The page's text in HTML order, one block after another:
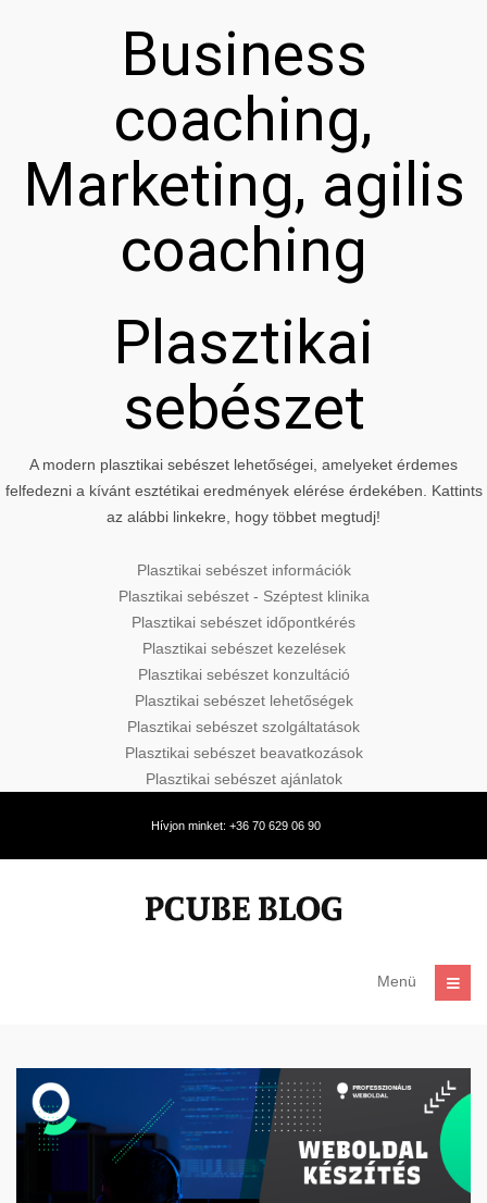
Business
coaching,
Marketing, agilis
coaching
Plasztikai
sebészet
A modern plasztikai sebészet lehetőségei, amelyeket érdemes
felfedezni a kívánt esztétikai eredmények elérése érdekében. Kattints
az alábbi linkekre, hogy többet megtudj!
Plasztikai sebészet információk
Plasztikai sebészet - Széptest klinika
Plasztikai sebészet időpontkérés
Plasztikai sebészet kezelések
Plasztikai sebészet konzultáció
Plasztikai sebészet lehetőségek
Plasztikai sebészet szolgáltatások
Plasztikai sebészet beavatkozások
Plasztikai sebészet ajánlatok
Hívjon minket: +36 70 629 06 90
Menü